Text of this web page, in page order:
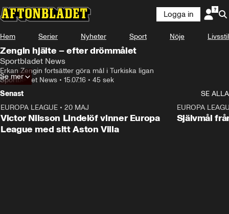
Logga in
Hem Serier Nyheter Sport Nöje Livsstil
Zengin hjälte – efter drömmålet
Sportbladet News
Erkan Zengin fortsätter göra mål i Turkiska ligan
Sportbladet News • 15.07.16 • 45 sek
Se mer
Senast
SE ALLA
EUROPA LEAGUE • 20 MAJ
Victor Nilsson Lindelöf vinner Europa
League med sitt Aston Villa
EUROPA
Självmål